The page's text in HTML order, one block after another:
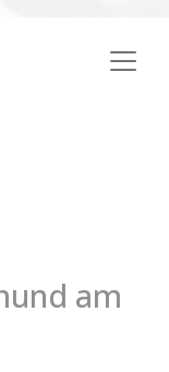
am